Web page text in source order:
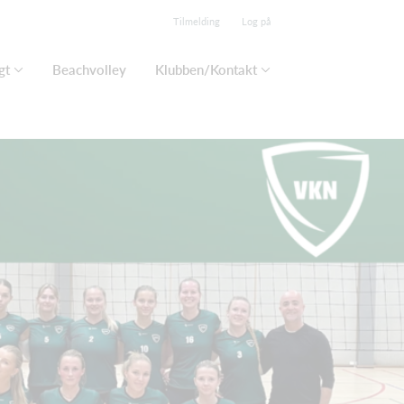
Tilmelding Log på
Beachvolley Klubben/Kontakt